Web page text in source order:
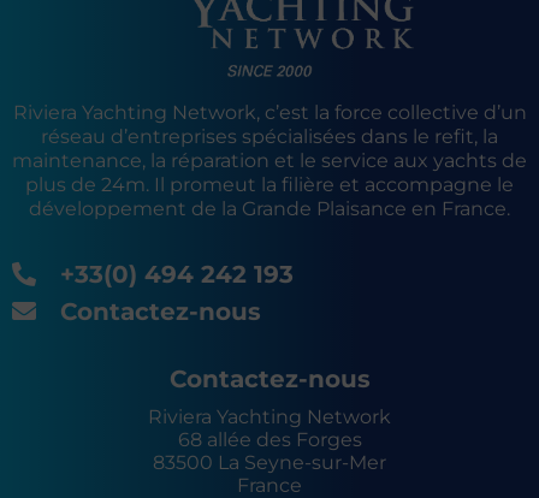
Riviera Yachting Network, c’est la force collective d’un
réseau d’entreprises spécialisées dans le refit, la
maintenance, la réparation et le service aux yachts de
plus de 24m. Il promeut la filière et accompagne le
développement de la Grande Plaisance en France.
+33(0) 494 242 193
Contactez-nous
Contactez-nous
Riviera Yachting Network
68 allée des Forges
83500 La Seyne-sur-Mer
France